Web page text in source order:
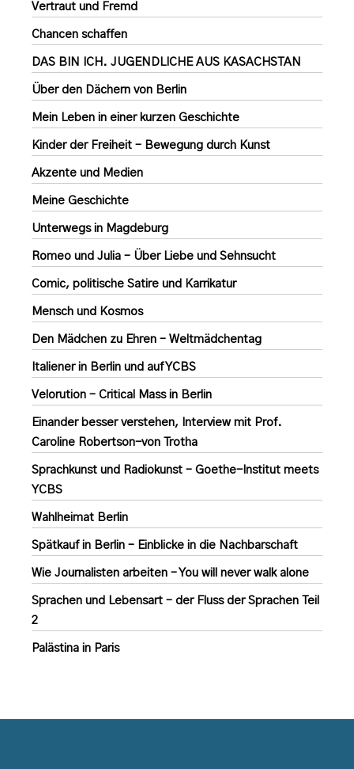
Vertraut und Fremd
Chancen schaffen
DAS BIN ICH. JUGENDLICHE AUS KASACHSTAN
Über den Dächern von Berlin
Mein Leben in einer kurzen Geschichte
Kinder der Freiheit – Bewegung durch Kunst
Akzente und Medien
Meine Geschichte
Unterwegs in Magdeburg
Romeo und Julia – Über Liebe und Sehnsucht
Comic, politische Satire und Karrikatur
Mensch und Kosmos
Den Mädchen zu Ehren – Weltmädchentag
Italiener in Berlin und auf YCBS
Velorution – Critical Mass in Berlin
Einander besser verstehen, Interview mit Prof.
Caroline Robertson-von Trotha
Sprachkunst und Radiokunst – Goethe-Institut meets
YCBS
Wahlheimat Berlin
Spätkauf in Berlin – Einblicke in die Nachbarschaft
Wie Journalisten arbeiten – You will never walk alone
Sprachen und Lebensart – der Fluss der Sprachen Teil
2
Palästina in Paris